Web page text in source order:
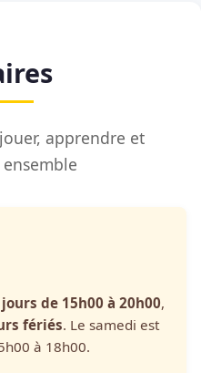
apprendre et
de 15h00 à 20h00,
fériés. Le samedi est
à 18h00.